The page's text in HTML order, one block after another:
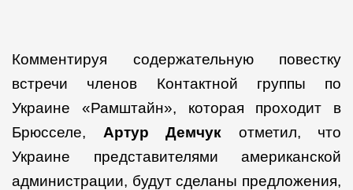
Комментируя содержательную повестку
встречи членов Контактной группы по
Украине «Рамштайн», которая проходит в
Брюсселе, Артур Демчук отметил, что
Украине представителями американской
администрации, будут сделаны предложения,